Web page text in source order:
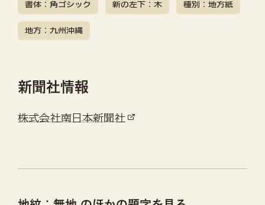
書体：角ゴシック 新の左下：木 種別：地方紙
地方：九州沖縄
新聞社情報
株式会社南日本新聞社